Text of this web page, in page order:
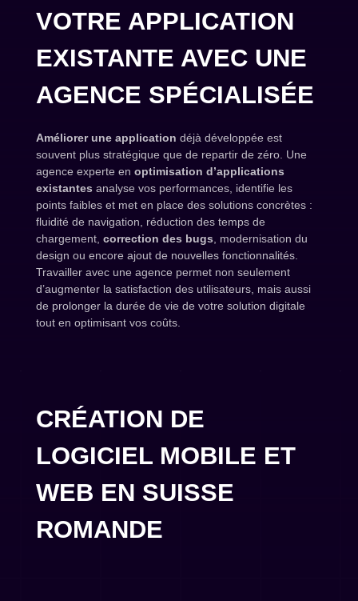
VOTRE APPLICATION
EXISTANTE AVEC UNE
AGENCE SPÉCIALISÉE
Améliorer une application déjà développée est
souvent plus stratégique que de repartir de zéro. Une
agence experte en optimisation d’applications
existantes analyse vos performances, identifie les
points faibles et met en place des solutions concrètes :
fluidité de navigation, réduction des temps de
chargement, correction des bugs , modernisation du
design ou encore ajout de nouvelles fonctionnalités.
Travailler avec une agence permet non seulement
d’augmenter la satisfaction des utilisateurs, mais aussi
de prolonger la durée de vie de votre solution digitale
tout en optimisant vos coûts.
CRÉATION DE
LOGICIEL MOBILE ET
WEB EN SUISSE
ROMANDE